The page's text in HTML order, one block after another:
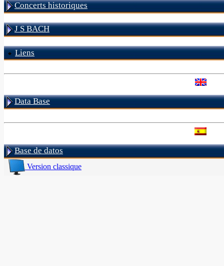
Concerts historiques
J S BACH
Liens
Data Base
Base de datos
Version classique